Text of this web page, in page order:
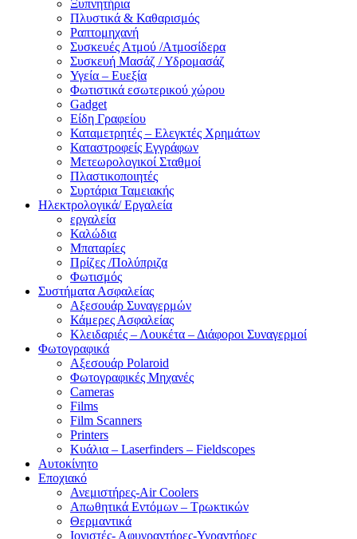
Ξυπνητήρια
Πλυστικά & Καθαρισμός
Ραπτομηχανή
Συσκευές Ατμού /Ατμοσίδερα
Συσκευή Μασάζ / Υδρομασάζ
Υγεία – Ευεξία
Φωτιστικά εσωτερικού χώρου
Gadget
Είδη Γραφείου
Καταμετρητές – Ελεγκτές Χρημάτων
Καταστροφείς Εγγράφων
Μετεωρολογικοί Σταθμοί
Πλαστικοποιητές
Συρτάρια Ταμειακής
Ηλεκτρολογικά/ Εργαλεία
εργαλεία
Καλώδια
Μπαταρίες
Πρίζες /Πολύπριζα
Φωτισμός
Συστήματα Ασφαλείας
Αξεσουάρ Συναγερμών
Κάμερες Ασφαλείας
Κλειδαριές – Λουκέτα – Διάφοροι Συναγερμοί
Φωτογραφικά
Αξεσουάρ Polaroid
Φωτογραφικές Μηχανές
Cameras
Films
Film Scanners
Printers
Κυάλια – Laserfinders – Fieldscopes
Αυτοκίνητο
Εποχιακό
Ανεμιστήρες-Air Coolers
Απωθητικά Εντόμων – Τρωκτικών
Θερμαντικά
Ιονιστές- Αφυγραντήρες-Υγραντήρες